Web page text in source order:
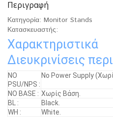
Περιγραφή
Κατηγορία: Monitor Stands
Κατασκευαστής:
Χαρακτηριστικά
Διευκρινίσεις
ΝΟ
PSU/NPS :
No Power Supply
NO BASE : Χωρίς Βάση.
BL :
Black.
WH :
White.